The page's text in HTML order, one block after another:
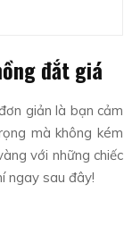
đắt giá
giản là bạn cảm
mà không kém
với những chiếc
ngay sau đây!